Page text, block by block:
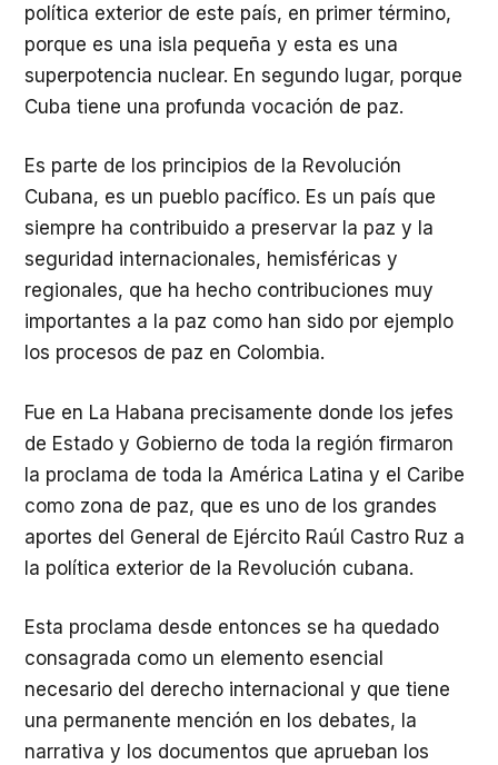
política exterior de este país, en primer término,
porque es una isla pequeña y esta es una
superpotencia nuclear. En segundo lugar, porque
Cuba tiene una profunda vocación de paz.
Es parte de los principios de la Revolución
Cubana, es un pueblo pacífico. Es un país que
siempre ha contribuido a preservar la paz y la
seguridad internacionales, hemisféricas y
regionales, que ha hecho contribuciones muy
importantes a la paz como han sido por ejemplo
los procesos de paz en Colombia.
Fue en La Habana precisamente donde los jefes
de Estado y Gobierno de toda la región firmaron
la proclama de toda la América Latina y el Caribe
como zona de paz, que es uno de los grandes
aportes del General de Ejército Raúl Castro Ruz a
la política exterior de la Revolución cubana.
Esta proclama desde entonces se ha quedado
consagrada como un elemento esencial
necesario del derecho internacional y que tiene
una permanente mención en los debates, la
narrativa y los documentos que aprueban los